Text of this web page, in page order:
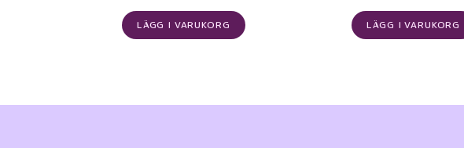
LÄGG I VARUKORG LÄGG I VARUKORG